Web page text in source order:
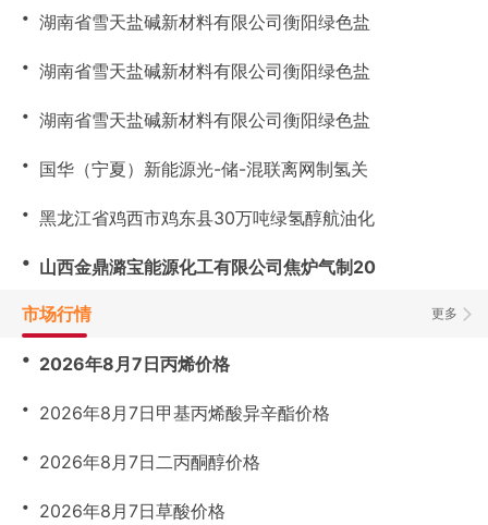
・ 湖南省雪天盐碱新材料有限公司衡阳绿色盐
・ 湖南省雪天盐碱新材料有限公司衡阳绿色盐
・ 湖南省雪天盐碱新材料有限公司衡阳绿色盐
・ 国华（宁夏）新能源光-储-混联离网制氢关
・ 黑龙江省鸡西市鸡东县30万吨绿氢醇航油化
・ 山西金鼎潞宝能源化工有限公司焦炉气制20
更多
市场行情
・ 2026年8月7日丙烯价格
・ 2026年8月7日甲基丙烯酸异辛酯价格
・ 2026年8月7日二丙酮醇价格
・ 2026年8月7日草酸价格